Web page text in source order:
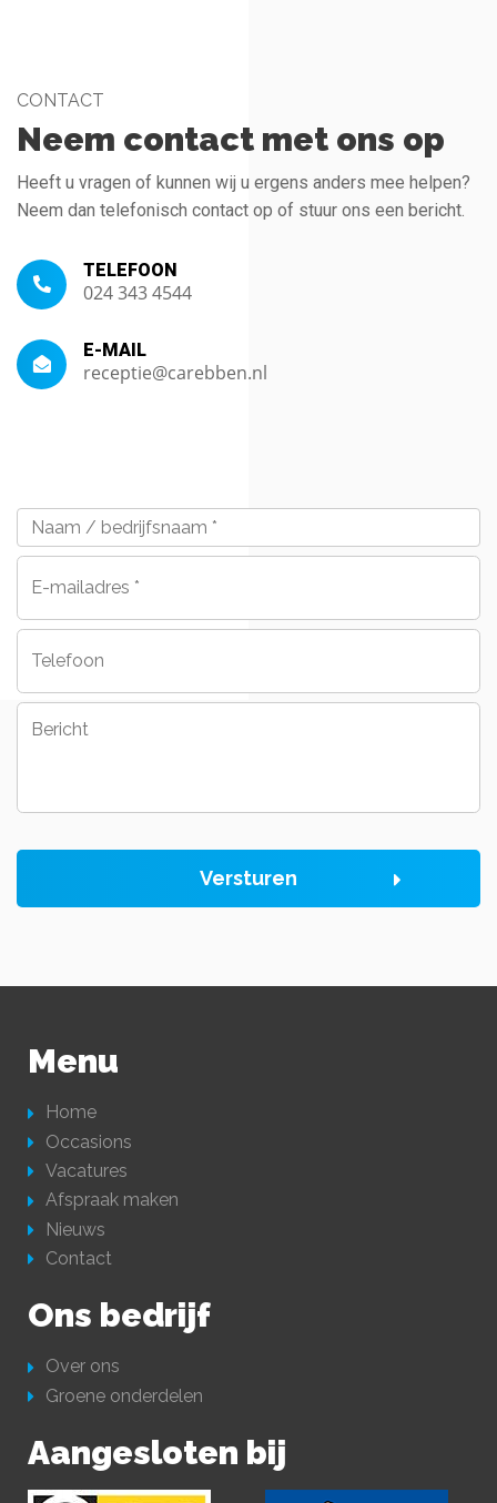
CONTACT
Neem contact met ons op
Heeft u vragen of kunnen wij u ergens anders mee helpen?
Neem dan telefonisch contact op of stuur ons een bericht.
TELEFOON
024 343 4544
E-MAIL
receptie@carebben.nl
/
bedrijfsnaam *
mailadres *
Versturen
Menu
Home
Occasions
Vacatures
Afspraak maken
Nieuws
Contact
Ons bedrijf
Over ons
Groene onderdelen
Aangesloten bij